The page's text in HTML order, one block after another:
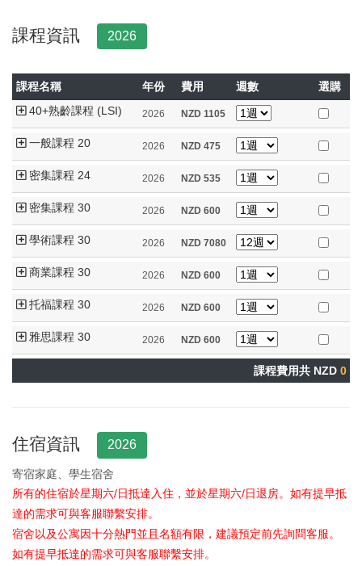
課程資訊 2026
課程名稱 年份 費用 週數
選購
40+熟齡課程 (LSI)
2026 NZD 1105
一般課程 20 2026 NZD 475
密集課程 24 2026 NZD 535
密集課程 30 2026 NZD 600
學術課程 30 2026 NZD 7080
商業課程 30 2026 NZD 600
托福課程 30 2026 NZD 600
雅思課程 30 2026 NZD 600
課程費用共 NZD 0
住宿資訊 2026
寄宿家庭、學生宿舍
所有的住宿於星期六/日抵達入住，並於星期六/日退房。如有提早抵
達的需求可與客服聯繫安排。
宿舍以及公寓因十分熱門並且名額有限，建議預定前先詢問客服。
如有提早抵達的需求可與客服聯繫安排。